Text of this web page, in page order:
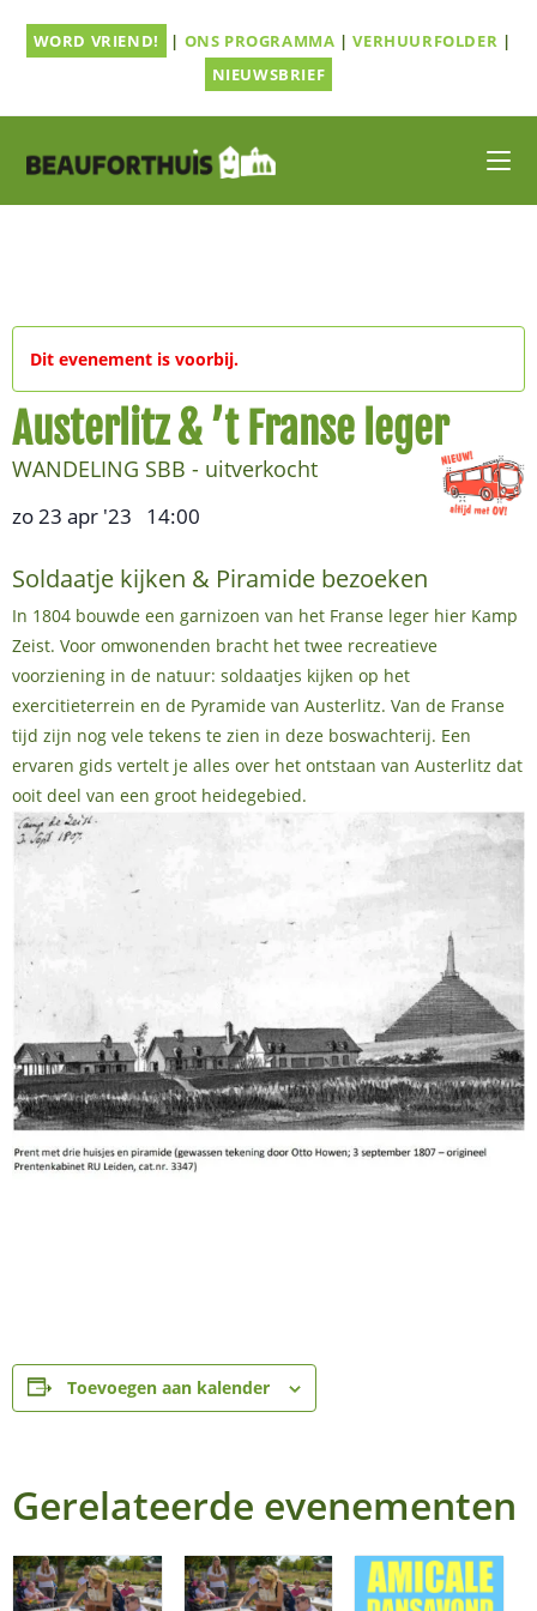
naarWORD VRIEND! | ONS PROGRAMMA |VERHUURFOLDER |
NIEUWSBRIEF
Dit evenement is voorbij.
Austerlitz & ’t Franse leger
WANDELING SBB - uitverkocht
zo 23 apr '23 14:00
Soldaatje kijken & Piramide bezoeken
In 1804 bouwde een garnizoen van het Franse leger hier Kamp
Zeist. Voor omwonenden bracht het twee recreatieve
voorziening in de natuur: soldaatjes kijken op het
exercitieterrein en de Pyramide van Austerlitz. Van de Franse
tijd zijn nog vele tekens te zien in deze boswachterij. Een
ervaren gids vertelt je alles over het ontstaan van Austerlitz dat
ooit deel van een groot heidegebied.
Toevoegen aan kalender
Gerelateerde evenementen